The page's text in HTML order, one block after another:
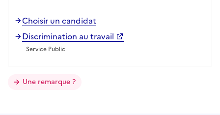
Choisir un candidat
Discrimination au travail
Service Public
Une remarque ?